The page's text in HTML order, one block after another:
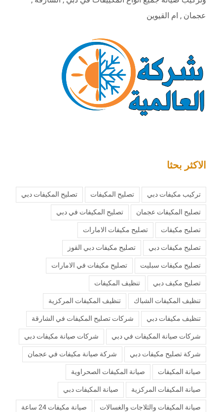
عجمان , ام القيوين
الاكثر بحثا
تركيب مكيفات دبي تصليح المكيفات تصليح المكيفات دبي
تصليح المكيفات عجمان تصليح المكيفات في دبي
تصليح مكيفات تصليح مكيفات الامارات
تصليح مكيفات دبي تصليح مكيفات دبي القوز
تصليح مكيفات سبليت تصليح مكيفات في الامارات
تصليح مكيف دبي تنظيف المكيفات
تنظيف المكيفات الشباك تنظيف المكيفات المركزية
تنظيف مكيفات دبي شركات تصليح المكيفات في الشارقة
شركات صيانة المكيفات في دبي شركات صيانة مكيفات دبي
شركة تصليح مكيفات دبي شركة صيانة مكيفات في عجمان
صيانة المكيفات صيانة المكيفات الصحراوية
صيانة المكيفات المركزية صيانة المكيفات دبي
صيانة المكيفات والثلاجات والغسالات صيانة مكيفات 24 ساعة